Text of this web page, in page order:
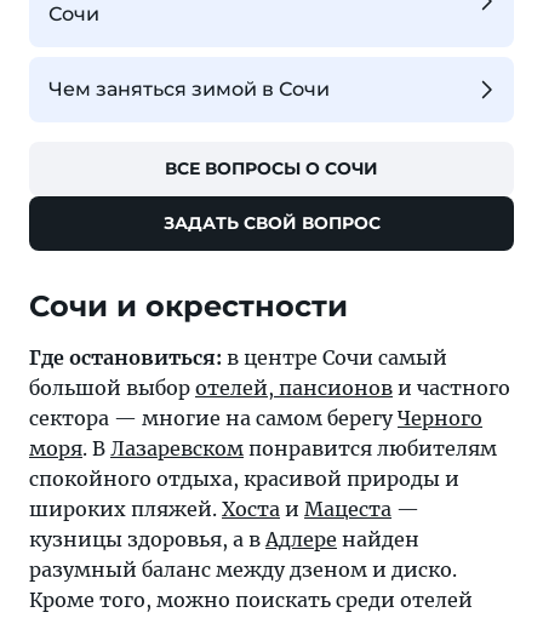
Сочи
Чем заняться зимой в Сочи
ВСЕ ВОПРОСЫ О СОЧИ
ЗАДАТЬ СВОЙ ВОПРОС
Где остановиться: в центре Сочи самый
большой выбор отелей, пансионов и частного
сектора — многие на самом берегуЧерного
моря. В Лазаревском понравится любителям
спокойного отдыха, красивой природы и
широких пляжей. Хоста и Мацеста —
кузницы здоровья, а вАдлере найден
разумный баланс между дзеном и диско.
Кроме того, можно поискать среди отелей